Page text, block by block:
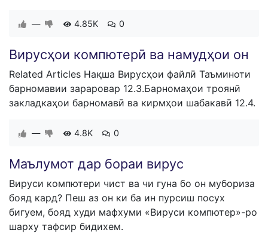
— 4.85K 0
Вирусҳои компютерӣ ва намудҳои он
Related Articles Нақша Вирусҳои файлӣ Таъминоти
барномавии зараровар 12.3.Барномаҳои троянӣ
закладкаҳои барномавӣ ва кирмҳои шабакавӣ 12.4.
— 4.8K 0
Маълумот дар бораи вирус
Вируси компютери чист ва чи гуна бо он мубориза
бояд кард? Пеш аз он ки ба ин пурсиш посух
бигуем, бояд худи мафхуми «Вируси компютер»-ро
шарху тафсир бидихем.